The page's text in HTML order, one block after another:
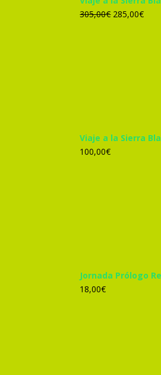
305,00€ El
285,00€El
Viaje a la Sierra
100,00€
Jornada Prólogo
18,00€